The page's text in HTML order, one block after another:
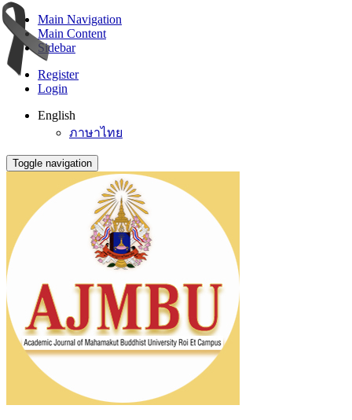
Main Navigation
Main Content
Sidebar
Register
Login
English
ภาษาไทย
Toggle navigation